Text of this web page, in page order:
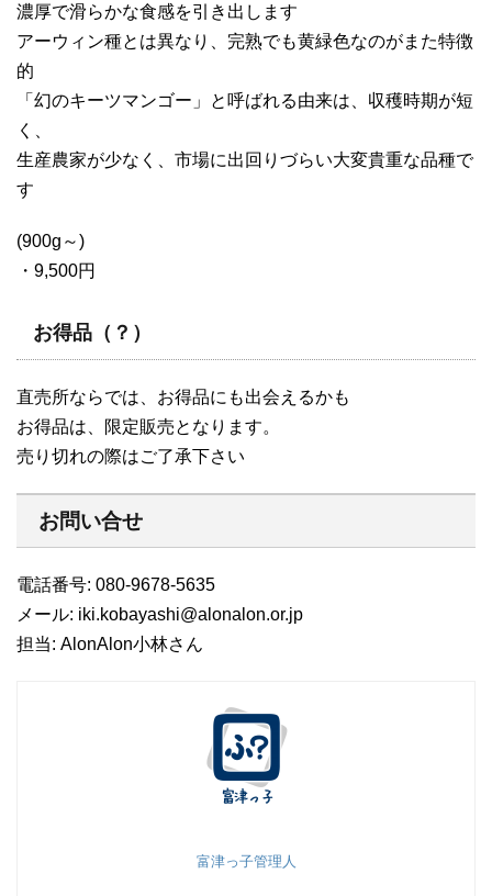
濃厚で滑らかな食感を引き出します
アーウィン種とは異なり、完熟でも黄緑色なのがまた特徴
的
「幻のキーツマンゴー」と呼ばれる由来は、収穫時期が短
く、
生産農家が少なく、市場に出回りづらい大変貴重な品種で
す
(900g～)
・9,500円
お得品（？）
直売所ならでは、お得品にも出会えるかも
お得品は、限定販売となります。
売り切れの際はご了承下さい
お問い合せ
電話番号: 080-9678-5635
メール: iki.kobayashi@alonalon.or.jp
担当: AlonAlon小林さん
富津っ子管理人